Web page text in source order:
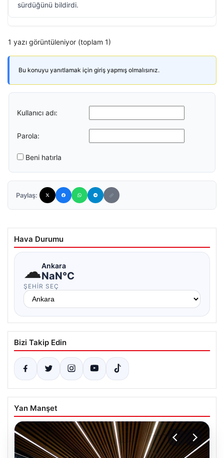
sürdüğünü bildirdi.
1 yazı görüntüleniyor (toplam 1)
Bu konuyu yanıtlamak için giriş yapmış olmalısınız.
Kullanıcı adı:
Parola:
Beni hatırla
Paylaş:
Hava Durumu
☁Ankara
NaN°C
ŞEHIR SEÇ
Bizi Takip Edin
Yan Manşet